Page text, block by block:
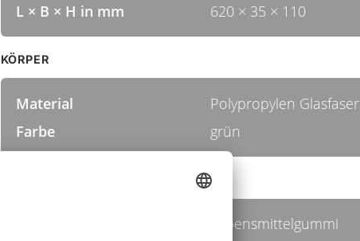
L × B × H in mm 620 × 35 × 110
KÖRPER
Material
Polypropylen Glasfaser
Farbe
grün
Lebensmittelgummi